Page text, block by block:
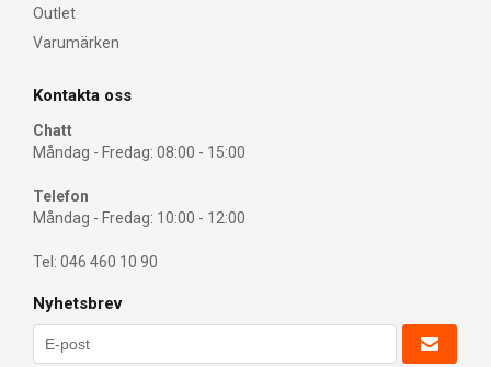
Outlet
Varumärken
Kontakta oss
Chatt
Måndag - Fredag: 08:00 - 15:00
Telefon
Måndag - Fredag: 10:00 - 12:00
Tel: 046 460 10 90
Nyhetsbrev